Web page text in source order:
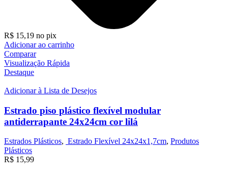
R$ 15,19 no pix
Adicionar ao carrinho
Comparar
Visualização Rápida
Destaque
Adicionar à Lista de Desejos
Estrado piso plástico flexível modular
antiderrapante 24x24cm cor lilá
Estrados Plásticos, Estrado Flexível 24x24x1,7cm, Produtos
Plásticos
R$ 15,99